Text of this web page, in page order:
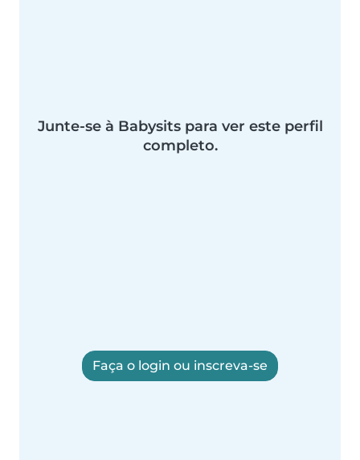
Junte-se à Babysits para ver este perfil
completo.
Faça o login ou inscreva-se